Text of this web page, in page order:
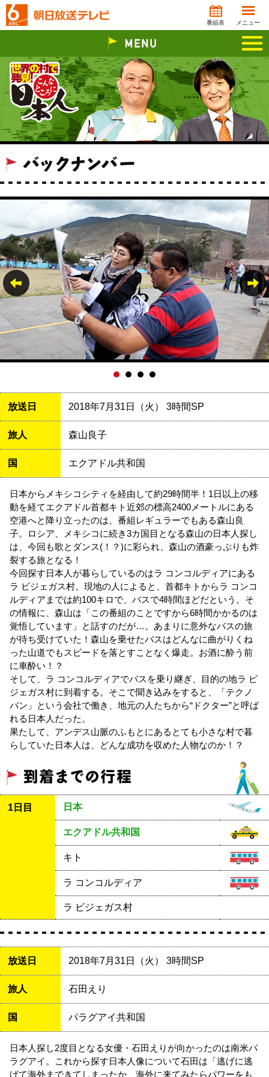
番組表 メニュー
放送日 2018年7月31日（火） 3時間SP
旅人 森山良子
国 エクアドル共和国
日本からメキシコシティを経由して約29時間半！1日以上の移
動を経てエクアドル首都キト近郊の標高2400メートルにある
空港へと降り立ったのは、番組レギュラーでもある森山良
子。ロシア、メキシコに続き3カ国目となる森山の日本人探し
は、今回も歌とダンス(！？)に彩られ、森山の酒豪っぷりも炸
裂する旅となる！
今回探す日本人が暮らしているのはラ コンコルディアにある
ラ ビジェガス村。現地の人によると、首都キトからラ コンコ
ルディアまでは約100キロで、バスで4時間ほどだという。そ
の情報に、森山は「この番組のことですから6時間かかるのは
覚悟しています」と話すのだが…。あまりに意外なバスの旅
が待ち受けていた！森山を乗せたバスはどんなに曲がりくね
った山道でもスピードを落とすことなく爆走。お酒に酔う前
に車酔い！？
そして、ラ コンコルディアでバスを乗り継ぎ、目的の地ラ ビ
ジェガス村に到着する。そこで聞き込みをすると、「テクノ
バン」という会社で働き、地元の人たちから“ドクター”と呼ば
れる日本人だった。
果たして、アンデス山脈のふもとにあるとても小さな村で暮
らしていた日本人は、どんな成功を収めた人物なのか！？
1日目 日本
エクアドル共和国
キト
ラ コンコルディア
ラ ビジェガス村
放送日 2018年7月31日（火） 3時間SP
旅人 石田えり
国 パラグアイ共和国
日本人探し2度目となる女優・石田えりが向かったのは南米パ
ラグアイ。これから探す日本人像について石田は「逃げに逃
げて海外まできてしまったか、海外に来てみたらパワーをも